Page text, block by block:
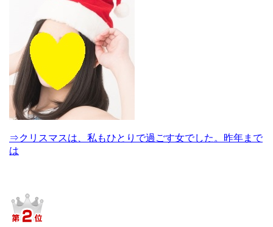
⇒クリスマスは、私もひとりで過ごす女でした。昨年まで
は